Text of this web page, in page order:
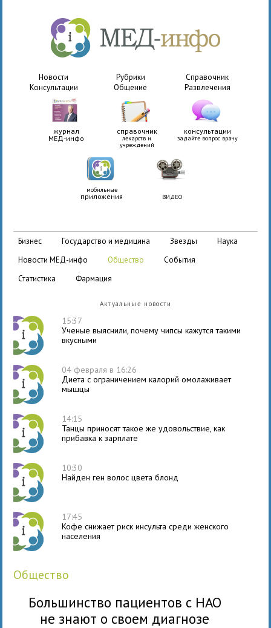
Новости Рубрики
Справочник
Консультации
Общение Развлечения
журнал
МЕД-инфо
справочник
лекарств и
учреждений
консультации
задайте вопрос врачу
мобильные
приложения ВИДЕО
бизнес государство и медицина звезды
наука
новости МЕД-инфо
общество
события
статистика
фармация
Актуальные новости
15:37
Ученые выяснили, почему чипсы кажутся такими
вкусными
04 февраля в 16:26
Диета с ограничением калорий омолаживает
мышцы
14:15
Танцы приносят такое же удовольствие, как
прибавка к зарплате
10:30
Найден ген волос цвета блонд
17:45
Кофе снижает риск инсульта среди женского
населения
общество
Большинство пациентов с НАО
не знают о своем диагнозе